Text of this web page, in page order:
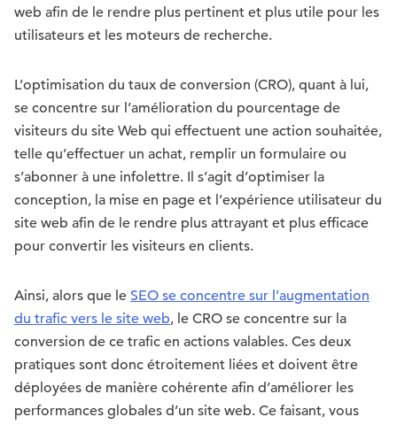
web afin de le rendre plus pertinent et plus utile pour les
utilisateurs et les moteurs de recherche.
L’optimisation du taux de conversion (CRO), quant à lui,
se concentre sur l’amélioration du pourcentage de
visiteurs du site Web qui effectuent une action souhaitée,
telle qu’effectuer un achat, remplir un formulaire ou
s’abonner à une infolettre. Il s’agit d’optimiser la
conception, la mise en page et l’expérience utilisateur du
site web afin de le rendre plus attrayant et plus efficace
pour convertir les visiteurs en clients.
Ainsi, alors que le SEO se concentre sur l’augmentation
du trafic vers le site web, le CRO se concentre sur la
conversion de ce trafic en actions valables. Ces deux
pratiques sont donc étroitement liées et doivent être
déployées de manière cohérente afin d’améliorer les
performances globales d’un site web. Ce faisant, vous